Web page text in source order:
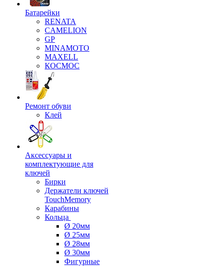
Батарейки
RENATA
CAMELION
GP
MINAMOTO
MAXELL
КОСМОС
Ремонт обуви
Клей
Аксессуары и
комплектующие для
ключей
Бирки
Держатели ключей
TouchMemory
Карабины
Кольца
Ø 20мм
Ø 25мм
Ø 28мм
Ø 30мм
Фигурные